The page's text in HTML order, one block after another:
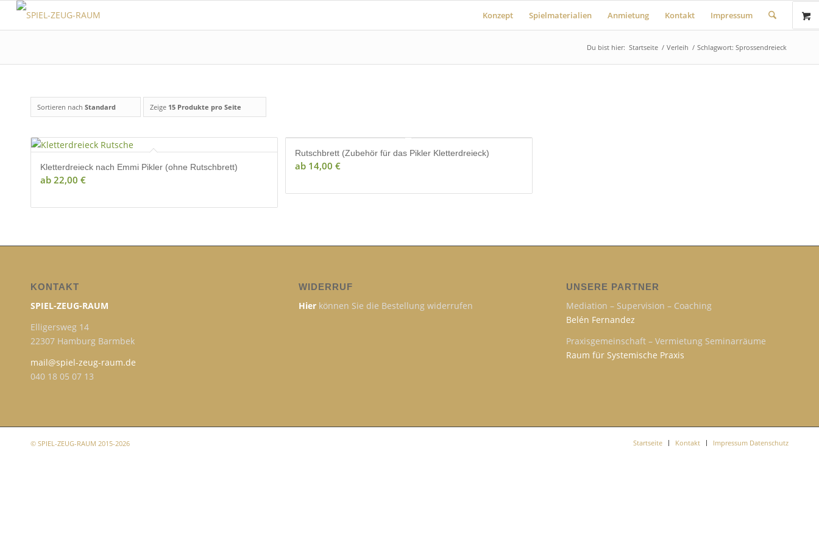
Konzept Spielmaterialien Anmietung Kontakt Impressum
Du bist hier: Startseite / Verleih / Schlagwort: Sprossendreieck
Sortieren nach Standard Zeige 15 Produkte pro Seite
Kletterdreieck nach Emmi Pikler (ohne Rutschbrett)
ab 22,00 €
Rutschbrett (Zubehör für das Pikler Kletterdreieck)
ab 14,00 €
KONTAKT
SPIEL-ZEUG-RAUM
Elligersweg 14
22307 Hamburg Barmbek
mail@spiel-zeug-raum.de
040 18 05 07 13
WIDERRUF
Hierkönnen Sie die Bestellung widerrufen
UNSERE PARTNER
Mediation – Supervision – Coaching
Belén Fernandez
Praxisgemeinschaft – Vermietung Seminarräume
Raum für Systemische Praxis
© SPIEL-ZEUG-RAUM 2015-2026 Startseite Kontakt Impressum Datenschutz